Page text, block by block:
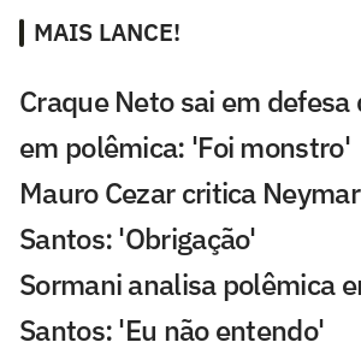
MAIS LANCE!
Craque Neto sai em defesa
em polêmica: 'Foi monstro'
Mauro Cezar critica
Santos: 'Obrigação'
Sormani analisa polêmica
Santos: 'Eu não entendo'